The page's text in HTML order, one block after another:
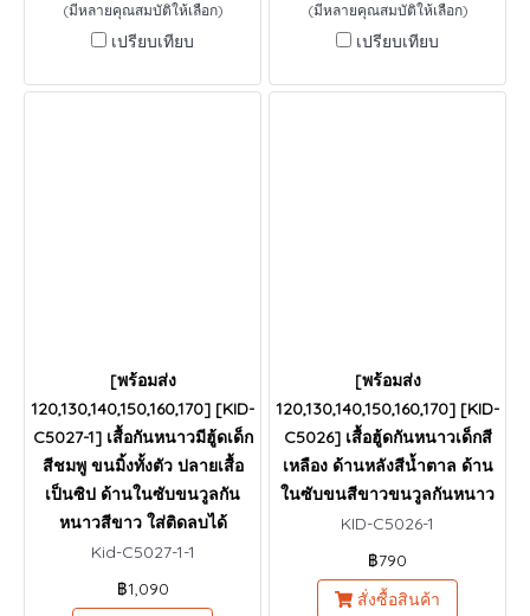
(มีหลายคุณสมบัติให้เลือก)
เปรียบเทียบ
(มีหลายคุณสมบัติให้เลือก)
เปรียบเทียบ
[พร้อมส่ง
120,130,140,150,160,170] [KID-
C5027-1] เสื้อกันหนาวมีฮู้ดเด็ก
สีชมพู ขนมิ้งทั้งตัว ปลายเสื้อ
เป็นซิป ด้านในซับขนวูลกัน
หนาวสีขาว ใส่ติดลบได้
Kid-C5027-1-1
฿1,090
[พร้อมส่ง
120,130,140,150,160,170] [KID-
C5026] เสื้อฮู้ดกันหนาวเด็กสี
เหลือง ด้านหลังสีน้ำตาล ด้าน
ในซับขนสีขาวขนวูลกันหนาว
KID-C5026-1
฿790
สั่งซื้อสินค้า